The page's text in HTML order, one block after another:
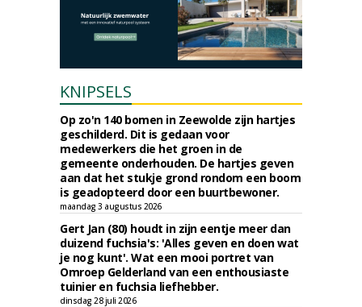
KNIPSELS
Op zo'n 140 bomen in Zeewolde zijn hartjes
geschilderd. Dit is gedaan voor
medewerkers die het groen in de
gemeente onderhouden. De hartjes geven
aan dat het stukje grond rondom een boom
is geadopteerd door een buurtbewoner.
maandag 3 augustus 2026
Gert Jan (80) houdt in zijn eentje meer dan
duizend fuchsia's: 'Alles geven en doen wat
je nog kunt'. Wat een mooi portret van
Omroep Gelderland van een enthousiaste
tuinier en fuchsia liefhebber.
dinsdag 28 juli 2026